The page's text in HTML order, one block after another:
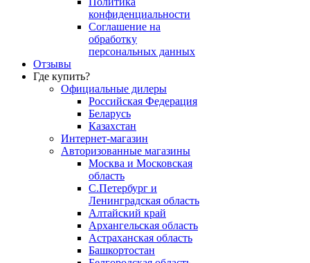
конфиденциальности
Соглашение на
обработку
персональных данных
Отзывы
Где купить?
Официальные дилеры
Российская Федерация
Беларусь
Казахстан
Интернет-магазин
Авторизованные магазины
Москва и Московская
область
С.Петербург и
Ленинградская область
Алтайский край
Архангельская область
Астраханская область
Башкортостан